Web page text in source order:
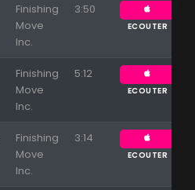
Finishing
Move
Inc.
3:50
ECOUTER
Finishing
Move
Inc.
5:12
ECOUTER
Finishing
Move
Inc.
3:14
ECOUTER